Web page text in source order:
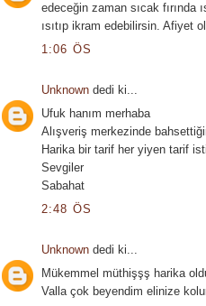
edeceğin zaman sıcak fırında
ısıtıp ikram edebilirsin. Afiyet
1:06 ÖS
Unknowndedi ki...
Ufuk hanım merhaba
Alışveriş merkezinde
Harika bir tarif her yiyen tarif
Sevgiler
Sabahat
2:48 ÖS
Unknowndedi ki...
Mükemmel müthişşş harika
Valla çok beyendim elinize